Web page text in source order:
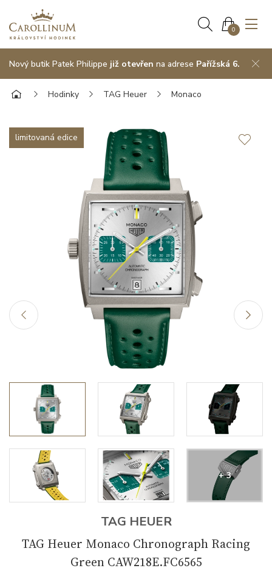
0
Nový butik Patek Philippe již otevřen na adrese Pařížská 6.
Hodinky TAG Heuer Monaco
limitovaná edice
+ 3
TAG HEUER
TAG Heuer Monaco Chronograph Racing
Green CAW218E.FC6565